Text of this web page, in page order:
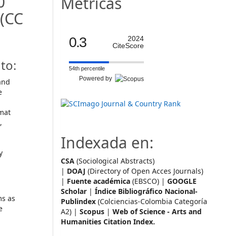
(CC
as
0.3
2024
CiteScore
54th percentile
Powered by
Indexada en:
CSA (Sociological Abstracts)
| DOAJ (Directory of Open Acces Journals)
| Fuente académica (EBSCO) | GOOGLE
Scholar| Índice Bibliográfico Nacional-
Publindex (Colciencias-Colombia Categoría
A2) | Scopus | Web of Science - Arts and
Humanities Citation Index.